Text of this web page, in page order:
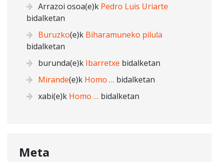
Arrazoi osoa(e)k Pedro Luis Uriarte
bidalketan
Buruzko(e)k Biharamuneko pilula
bidalketan
burunda(e)k Ibarretxe bidalketan
Mirande(e)k Homo … bidalketan
xabi(e)k Homo … bidalketan
Meta